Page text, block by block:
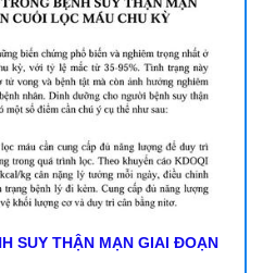
MẠN GIAI ĐOẠN